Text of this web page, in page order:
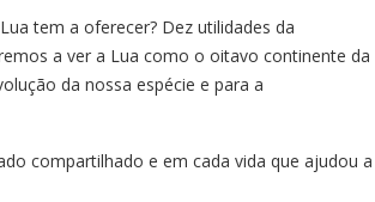
tem a oferecer? Dez utilidades da
a ver a Lua como o oitavo continente da
da nossa espécie e para a
compartilhado e em cada vida que ajudou a